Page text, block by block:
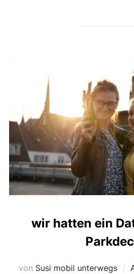
wir hatten ein
von Susi mobil unterwegs